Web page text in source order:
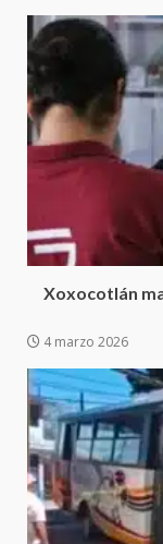
Xoxocotlán
4 marzo 2026
4
6
7